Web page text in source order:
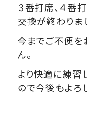
３番打席、４番
交換が終わりま
今までご不便を
ん。
より快適に練習
ので今後もよろ